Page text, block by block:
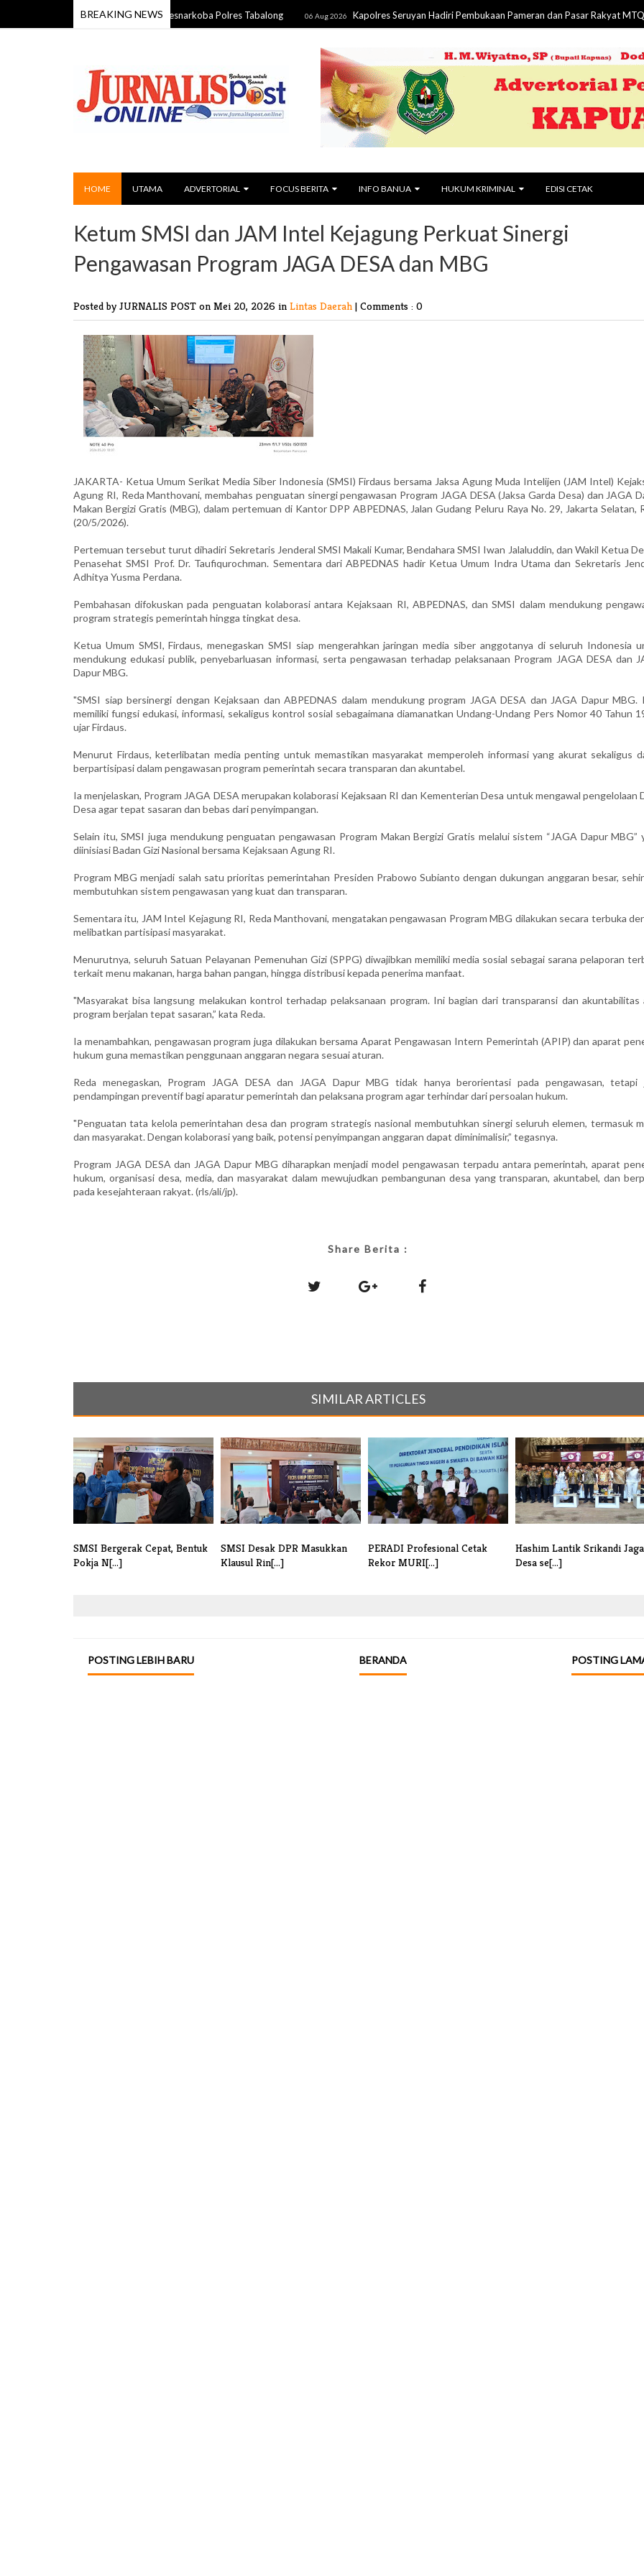
BREAKING NEWS
13,48 Gram Dibekuk Satresnarkoba Polres Tabalong 06 Aug 2026 Kapolres Seruyan Hadiri Pembukaan Pameran dan Pasar Rakyat MTQ XIX dan
HOME UTAMA ADVERTORIAL FOCUS BERITA INFO BANUA HUKUM KRIMINAL EDISI CETAK
Ketum SMSI dan JAM Intel Kejagung Perkuat Sinergi
Pengawasan Program JAGA DESA dan MBG
Posted by JURNALIS POST on Mei 20, 2026 in Lintas Daerah | Comments : 0
JAKARTA- Ketua Umum Serikat Media Siber Indonesia (SMSI) Firdaus bersama Jaksa Agung Muda Intelijen (JAM Intel)
Agung RI, Reda Manthovani, membahas penguatan sinergi pengawasan Program JAGA DESA (Jaksa Garda Desa) dan JAGA
Makan Bergizi Gratis (MBG), dalam pertemuan di Kantor DPP ABPEDNAS, Jalan Gudang Peluru Raya No. 29, Jakarta Selatan,
(20/5/2026).
Pertemuan tersebut turut dihadiri Sekretaris Jenderal SMSI Makali Kumar, Bendahara SMSI Iwan Jalaluddin, dan Wakil Ketua
Penasehat SMSI Prof. Dr. Taufiqurochman. Sementara dari ABPEDNAS hadir Ketua Umum Indra Utama dan Sekretaris
Adhitya Yusma Perdana.
Pembahasan difokuskan pada penguatan kolaborasi antara Kejaksaan RI, ABPEDNAS, dan SMSI dalam mendukung
program strategis pemerintah hingga tingkat desa.
Ketua Umum SMSI, Firdaus, menegaskan SMSI siap mengerahkan jaringan media siber anggotanya di seluruh Indonesia
mendukung edukasi publik, penyebarluasan informasi, serta pengawasan terhadap pelaksanaan Program JAGA DESA dan
Dapur MBG.
"SMSI siap bersinergi dengan Kejaksaan dan ABPEDNAS dalam mendukung program JAGA DESA dan JAGA Dapur MBG.
memiliki fungsi edukasi, informasi, sekaligus kontrol sosial sebagaimana diamanatkan Undang-Undang Pers Nomor 40 Tahun
ujar Firdaus.
Menurut Firdaus, keterlibatan media penting untuk memastikan masyarakat memperoleh informasi yang akurat sekaligus
berpartisipasi dalam pengawasan program pemerintah secara transparan dan akuntabel.
Ia menjelaskan, Program JAGA DESA merupakan kolaborasi Kejaksaan RI dan Kementerian Desa untuk mengawal pengelolaan
Desa agar tepat sasaran dan bebas dari penyimpangan.
Selain itu, SMSI juga mendukung penguatan pengawasan Program Makan Bergizi Gratis melalui sistem “JAGA Dapur MBG”
diinisiasi Badan Gizi Nasional bersama Kejaksaan Agung RI.
Program MBG menjadi salah satu prioritas pemerintahan Presiden Prabowo Subianto dengan dukungan anggaran besar,
membutuhkan sistem pengawasan yang kuat dan transparan.
Sementara itu, JAM Intel Kejagung RI, Reda Manthovani, mengatakan pengawasan Program MBG dilakukan secara terbuka
melibatkan partisipasi masyarakat.
Menurutnya, seluruh Satuan Pelayanan Pemenuhan Gizi (SPPG) diwajibkan memiliki media sosial sebagai sarana pelaporan
terkait menu makanan, harga bahan pangan, hingga distribusi kepada penerima manfaat.
"Masyarakat bisa langsung melakukan kontrol terhadap pelaksanaan program. Ini bagian dari transparansi dan akuntabilitas
program berjalan tepat sasaran,” kata Reda.
Ia menambahkan, pengawasan program juga dilakukan bersama Aparat Pengawasan Intern Pemerintah (APIP) dan aparat
hukum guna memastikan penggunaan anggaran negara sesuai aturan.
Reda menegaskan, Program JAGA DESA dan JAGA Dapur MBG tidak hanya berorientasi pada pengawasan, tetapi
pendampingan preventif bagi aparatur pemerintah dan pelaksana program agar terhindar dari persoalan hukum.
"Penguatan tata kelola pemerintahan desa dan program strategis nasional membutuhkan sinergi seluruh elemen, termasuk
dan masyarakat. Dengan kolaborasi yang baik, potensi penyimpangan anggaran dapat diminimalisir,” tegasnya.
Program JAGA DESA dan JAGA Dapur MBG diharapkan menjadi model pengawasan terpadu antara pemerintah, aparat
hukum, organisasi desa, media, dan masyarakat dalam mewujudkan pembangunan desa yang transparan, akuntabel, dan
pada kesejahteraan rakyat. (rls/ali/jp).
Share Berita :
SIMILAR ARTICLES
SMSI Bergerak Cepat, Bentuk
Pokja N[...]
SMSI Desak DPR Masukkan
Klausul Rin[...]
PERADI Profesional Cetak
Rekor MURI[...]
Hashim Lantik Srikandi Jaga
Desa se[...]
POSTING LEBIH BARU POSTING
BERANDA